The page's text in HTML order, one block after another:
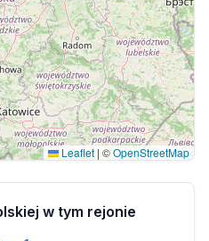
Leaflet | ©OpenStreetMap
w tym rejonie